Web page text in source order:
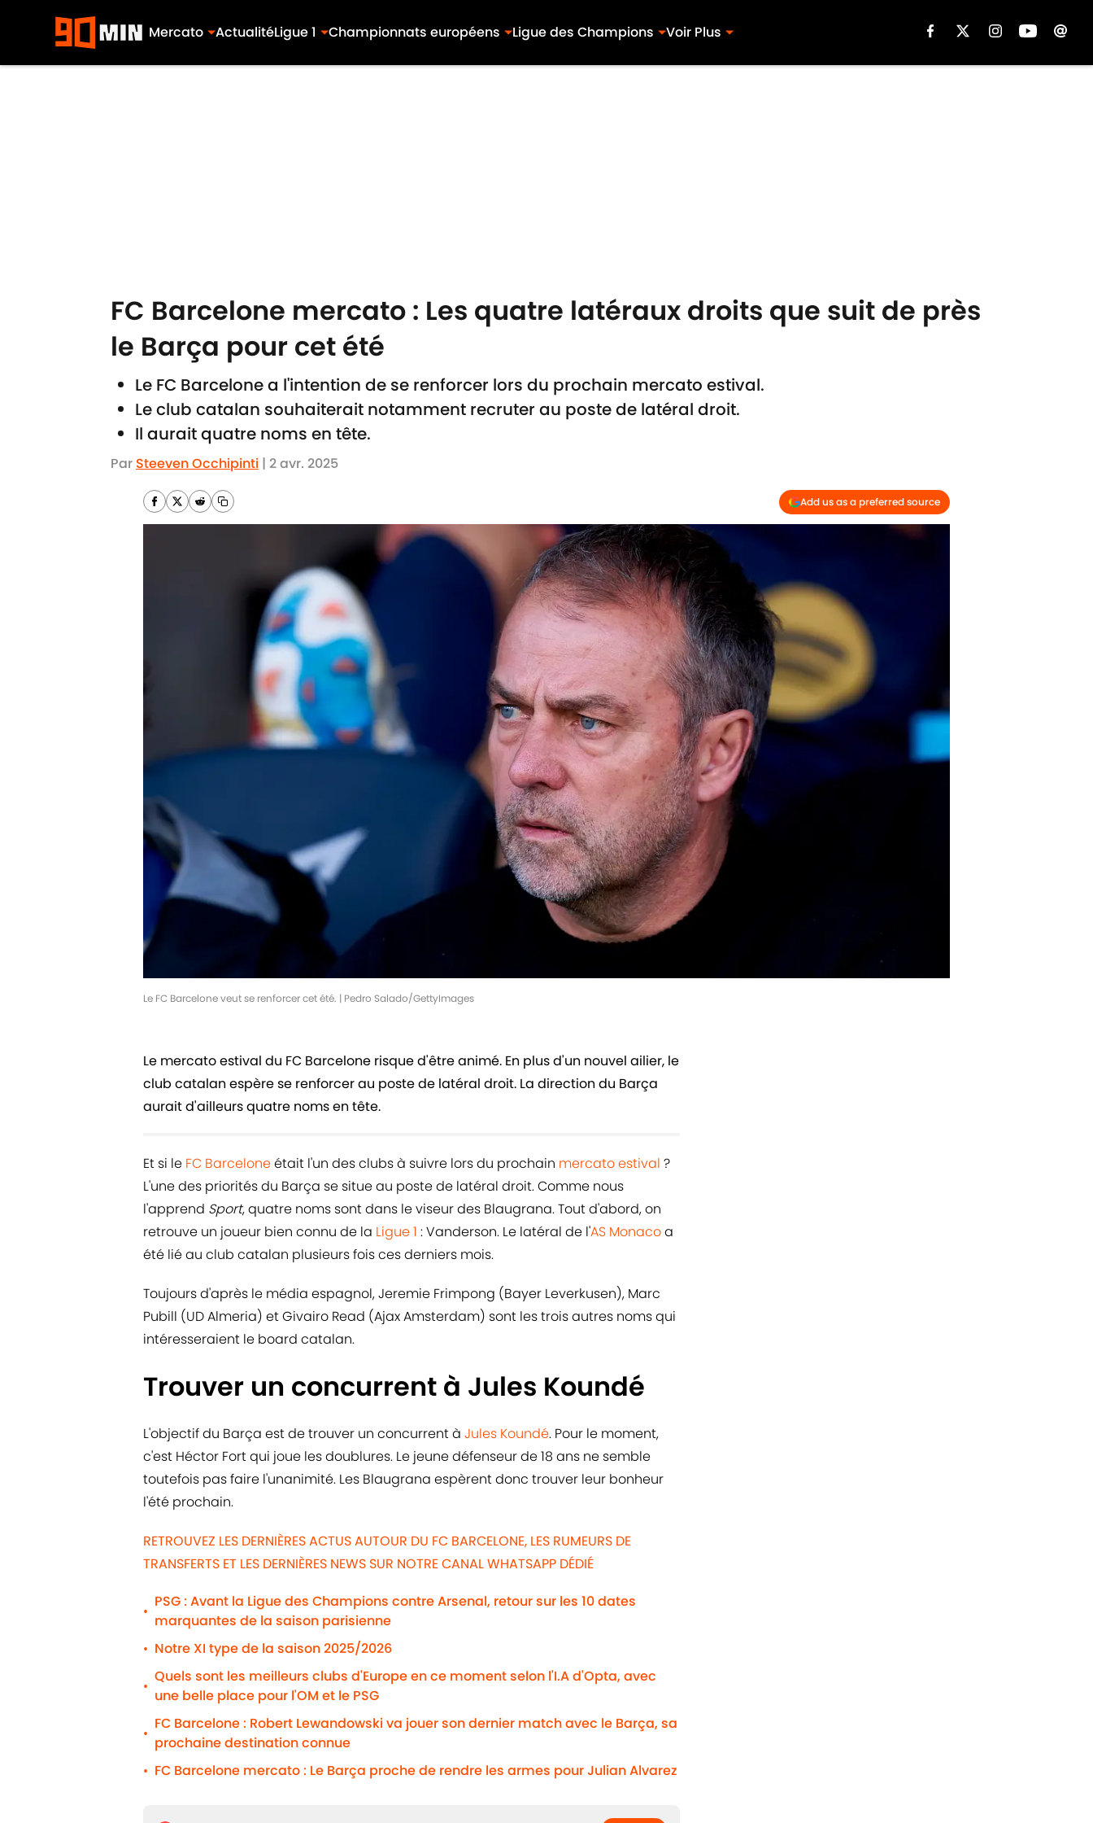
Mercato ActualitéLigue 1 Championnats européens Ligue des Champions Voir Plus
FC Barcelone mercato : Les quatre latéraux droits que suit de près
le Barça pour cet été
Le FC Barcelone a l'intention de se renforcer lors du prochain mercato estival.
Le club catalan souhaiterait notamment recruter au poste de latéral droit.
Il aurait quatre noms en tête.
Par Steeven Occhipinti | 2 avr. 2025
Add us as a preferred source
Le FC Barcelone veut se renforcer cet été. | Pedro Salado/GettyImages
Le mercato estival du FC Barcelone risque d'être animé. En plus d'un nouvel ailier, le
club catalan espère se renforcer au poste de latéral droit. La direction du Barça
aurait d'ailleurs quatre noms en tête.
Et si le FC Barceloneétait l'un des clubs à suivre lors du prochain mercato estival ?
L'une des priorités du Barça se situe au poste de latéral droit. Comme nous
l'apprend Sport, quatre noms sont dans le viseur des Blaugrana. Tout d'abord, on
retrouve un joueur bien connu de la Ligue 1 : Vanderson. Le latéral de l'AS Monacoa
été lié au club catalan plusieurs fois ces derniers mois.
Toujours d'après le média espagnol, Jeremie Frimpong (Bayer Leverkusen), Marc
Pubill (UD Almeria) et Givairo Read (Ajax Amsterdam) sont les trois autres noms qui
intéresseraient le board catalan.
Trouver un concurrent à Jules Koundé
L'objectif du Barça est de trouver un concurrent à Jules Koundé. Pour le moment,
c'est Héctor Fort qui joue les doublures. Le jeune défenseur de 18 ans ne semble
toutefois pas faire l'unanimité. Les Blaugrana espèrent donc trouver leur bonheur
l'été prochain.
RETROUVEZ LES DERNIÈRES ACTUS AUTOUR DU FC BARCELONE, LES RUMEURS DE
TRANSFERTS ET LES DERNIÈRES NEWS SUR NOTRE CANAL WHATSAPP DÉDIÉ
•
PSG : Avant la Ligue des Champions contre Arsenal, retour sur les 10 dates
marquantes de la saison parisienne
• Notre XI type de la saison 2025/2026
•
Quels sont les meilleurs clubs d'Europe en ce moment selon l'I.A d'Opta, avec
une belle place pour l'OM et le PSG
•
FC Barcelone : Robert Lewandowski va jouer son dernier match avec le Barça, sa
prochaine destination connue
• FC Barcelone mercato : Le Barça proche de rendre les armes pour Julian Alvarez